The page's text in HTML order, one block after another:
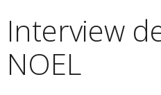
Interview
NOEL